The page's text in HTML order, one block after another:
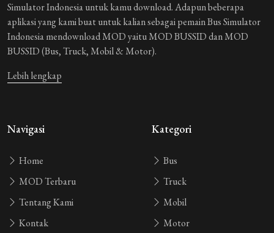
Simulator Indonesia untuk kamu download. Adapun beberapa
aplikasi yang kami buat untuk kalian sebagai pemain Bus Simulator
Indonesia mendownload MOD yaitu MOD BUSSID dan MOD
BUSSID (Bus, Truck, Mobil & Motor).
Lebih lengkap
Navigasi
Home
MOD Terbaru
Tentang Kami
Kontak
Kategori
Bus
Truck
Mobil
Motor